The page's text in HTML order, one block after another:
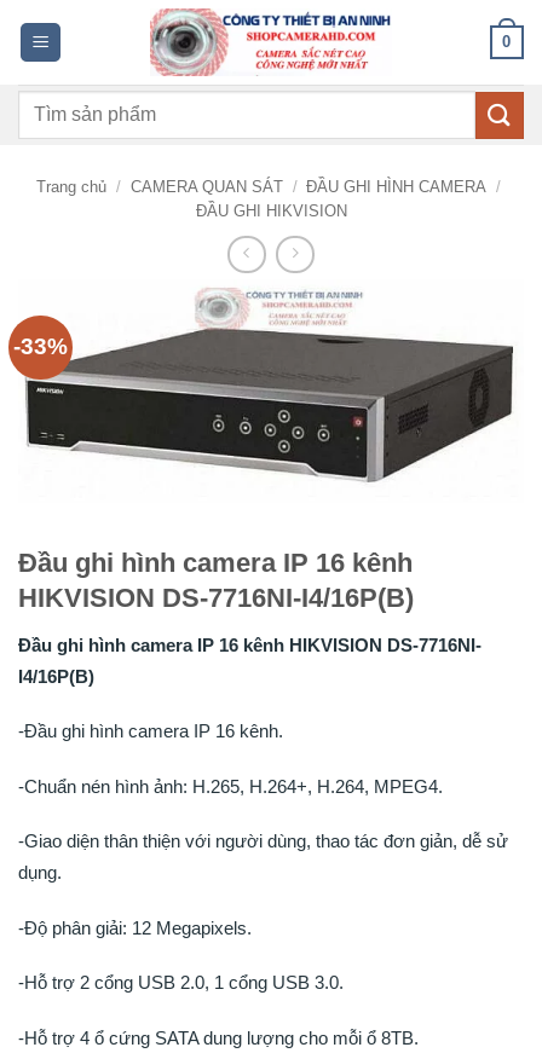
dung
0
Tìm
Trang chủ / CAMERA QUAN SÁT / ĐẦU GHI HÌNH CAMERA /
ĐẦU GHI HIKVISION
-33%
Đầu ghi hình camera IP 16 kênh
HIKVISION DS-7716NI-I4/16P(B)
Đầu ghi hình camera IP 16 kênh HIKVISION DS-7716NI-
I4/16P(B)
-Đầu ghi hình camera IP 16 kênh.
-Chuẩn nén hình ảnh: H.265, H.264+, H.264, MPEG4.
-Giao diện thân thiện với người dùng, thao tác đơn giản, dễ sử
dụng.
-Độ phân giải: 12 Megapixels.
-Hỗ trợ 2 cổng USB 2.0, 1 cổng USB 3.0.
-Hỗ trợ 4 ổ cứng SATA dung lượng cho mỗi ổ 8TB.